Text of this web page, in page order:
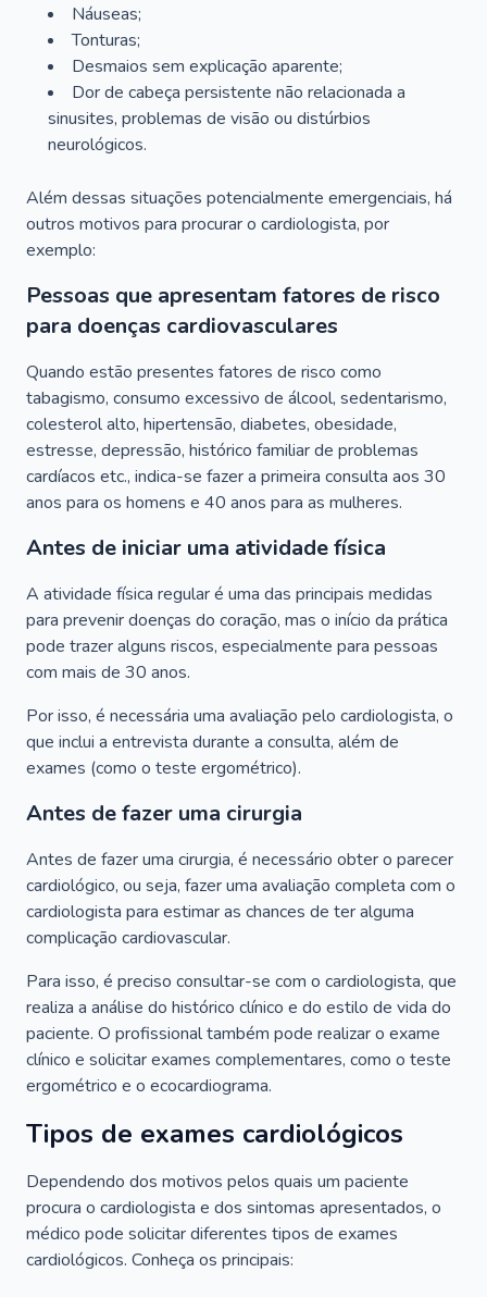
Náuseas;
Tonturas;
Desmaios sem explicação aparente;
Dor de cabeça persistente não relacionada a
sinusites, problemas de visão ou distúrbios
neurológicos.
Além dessas situações potencialmente emergenciais, há
outros motivos para procurar o cardiologista, por
exemplo:
Pessoas que apresentam fatores de risco
para doenças cardiovasculares
Quando estão presentes fatores de risco como
tabagismo, consumo excessivo de álcool, sedentarismo,
colesterol alto, hipertensão, diabetes, obesidade,
estresse, depressão, histórico familiar de problemas
cardíacos etc., indica-se fazer a primeira consulta aos 30
anos para os homens e 40 anos para as mulheres.
Antes de iniciar uma atividade física
A atividade física regular é uma das principais medidas
para prevenir doenças do coração, mas o início da prática
pode trazer alguns riscos, especialmente para pessoas
com mais de 30 anos.
Por isso, é necessária uma avaliação pelo cardiologista, o
que inclui a entrevista durante a consulta, além de
exames (como o teste ergométrico).
Antes de fazer uma cirurgia
Antes de fazer uma cirurgia, é necessário obter o parecer
cardiológico, ou seja, fazer uma avaliação completa com o
cardiologista para estimar as chances de ter alguma
complicação cardiovascular.
Para isso, é preciso consultar-se com o cardiologista, que
realiza a análise do histórico clínico e do estilo de vida do
paciente. O profissional também pode realizar o exame
clínico e solicitar exames complementares, como o teste
ergométrico e o ecocardiograma.
Tipos de exames cardiológicos
Dependendo dos motivos pelos quais um paciente
procura o cardiologista e dos sintomas apresentados, o
médico pode solicitar diferentes tipos de exames
cardiológicos. Conheça os principais: